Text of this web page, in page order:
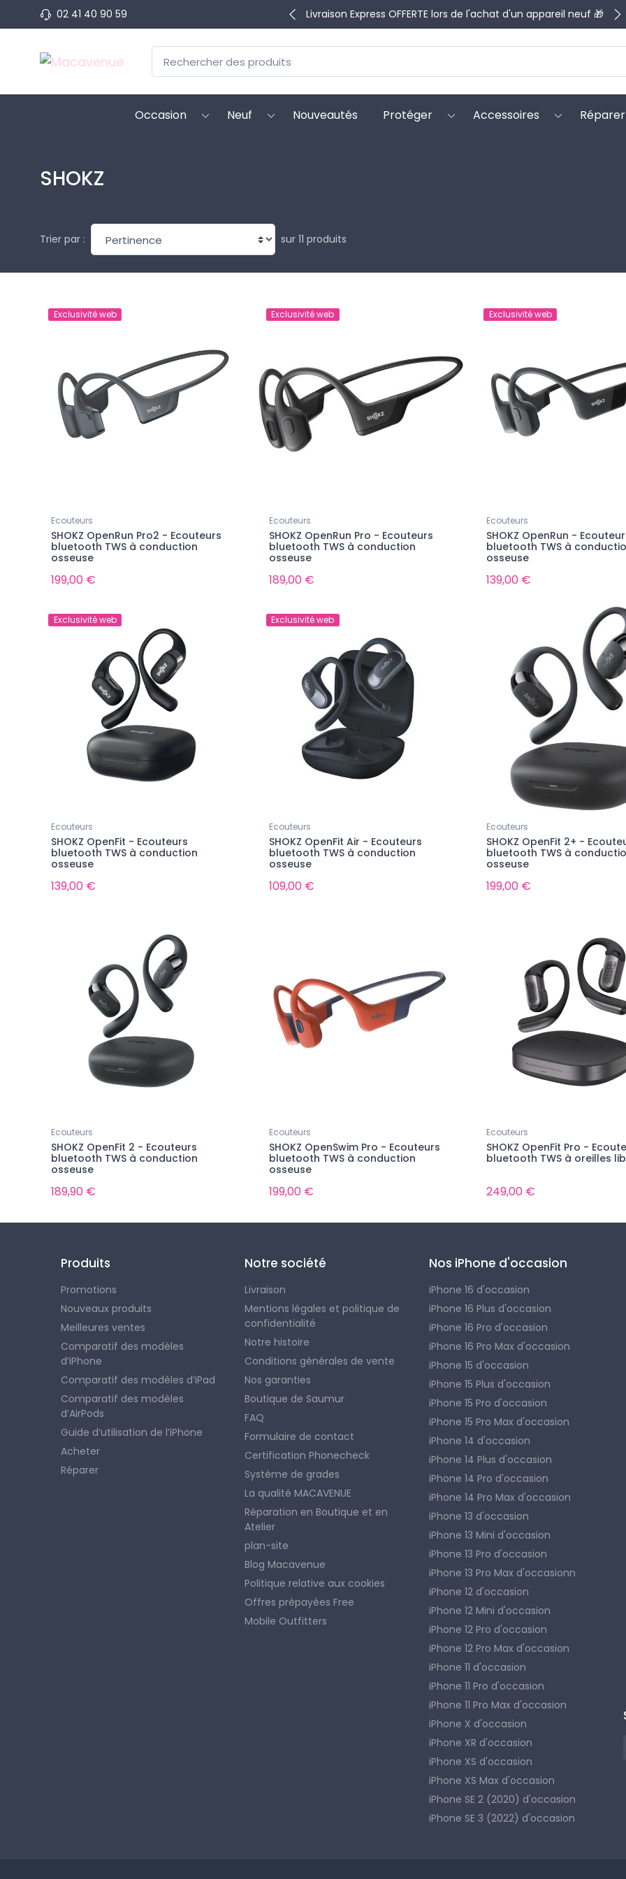
02 41 40 90 59 Livraison Express OFFERTE lors de l'achat d'un appareil neuf 🎁
Occasion Neuf Nouveautés Protéger Accessoires Réparer
SHOKZ
Trier par : sur 11 produits
Exclusivité web
Ecouteurs
SHOKZ OpenRun Pro2 - Ecouteurs
bluetooth TWS à conduction
osseuse
199,00 €
Exclusivité web
Ecouteurs
SHOKZ OpenRun Pro - Ecouteurs
bluetooth TWS à conduction
osseuse
189,00 €
Exclusivité web
Ecouteurs
SHOKZ OpenRun -
bluetooth TWS à
osseuse
139,00 €
Exclusivité web
Ecouteurs
SHOKZ OpenFit - Ecouteurs
bluetooth TWS à conduction
osseuse
139,00 €
Exclusivité web
Ecouteurs
SHOKZ OpenFit Air - Ecouteurs
bluetooth TWS à conduction
osseuse
109,00 €
Ecouteurs
SHOKZ OpenFit 2+ -
bluetooth TWS à
osseuse
199,00 €
Ecouteurs
SHOKZ OpenFit 2 - Ecouteurs
bluetooth TWS à conduction
osseuse
189,90 €
Ecouteurs
SHOKZ OpenSwim Pro - Ecouteurs
bluetooth TWS à conduction
osseuse
199,00 €
Ecouteurs
SHOKZ OpenFit Pro -
bluetooth TWS à oreilles
249,00 €
Produits
Promotions
Nouveaux produits
Meilleures ventes
Comparatif des modèles
d’iPhone
Comparatif des modèles d’iPad
Comparatif des modèles
d’AirPods
Guide d’utilisation de l’iPhone
Acheter
Réparer
Notre société
Livraison
Mentions légales et politique de
confidentialité
Notre histoire
Conditions générales de vente
Nos garanties
Boutique de Saumur
FAQ
Formulaire de contact
Certification Phonecheck
Système de grades
La qualité MACAVENUE
Réparation en Boutique et en
Atelier
plan-site
Blog Macavenue
Politique relative aux cookies
Offres prépayées Free
Mobile Outfitters
Nos iPhone d'occasion
iPhone 16 d'occasion
iPhone 16 Plus d'occasion
iPhone 16 Pro d'occasion
iPhone 16 Pro Max d'occasion
iPhone 15 d'occasion
iPhone 15 Plus d'occasion
iPhone 15 Pro d'occasion
iPhone 15 Pro Max d'occasion
iPhone 14 d'occasion
iPhone 14 Plus d'occasion
iPhone 14 Pro d'occasion
iPhone 14 Pro Max d'occasion
iPhone 13 d'occasion
iPhone 13 Mini d'occasion
iPhone 13 Pro d'occasion
iPhone 13 Pro Max d'occasionn
iPhone 12 d'occasion
iPhone 12 Mini d'occasion
iPhone 12 Pro d'occasion
iPhone 12 Pro Max d'occasion
iPhone 11 d'occasion
iPhone 11 Pro d'occasion
iPhone 11 Pro Max d'occasion
iPhone X d'occasion
iPhone XR d'occasion
iPhone XS d'occasion
iPhone XS Max d'occasion
iPhone SE 2 (2020) d'occasion
iPhone SE 3 (2022) d'occasion